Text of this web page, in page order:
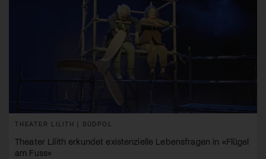
THEATER LILITH | SÜDPOL
Theater Lilith erkundet existenzielle Lebensfragen in «Flügel
am Fuss»